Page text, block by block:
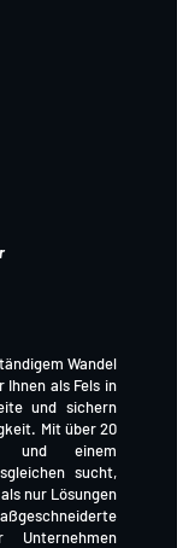
Wandel
als Fels in
und sichern
Mit über 20
und einem
sucht,
nur Lösungen